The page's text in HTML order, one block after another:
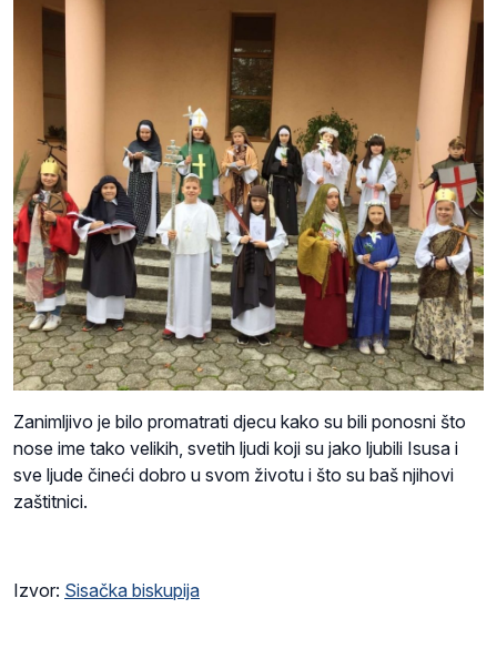
Zanimljivo je bilo promatrati djecu kako su bili ponosni što
nose ime tako velikih, svetih ljudi koji su jako ljubili Isusa i
sve ljude čineći dobro u svom životu i što su baš njihovi
zaštitnici.
Izvor: Sisačka biskupija